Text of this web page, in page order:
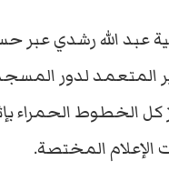
عبد الله رشدي عبر
المتعمد لدور
الخطوط الحمراء
الإعلام المختصة.